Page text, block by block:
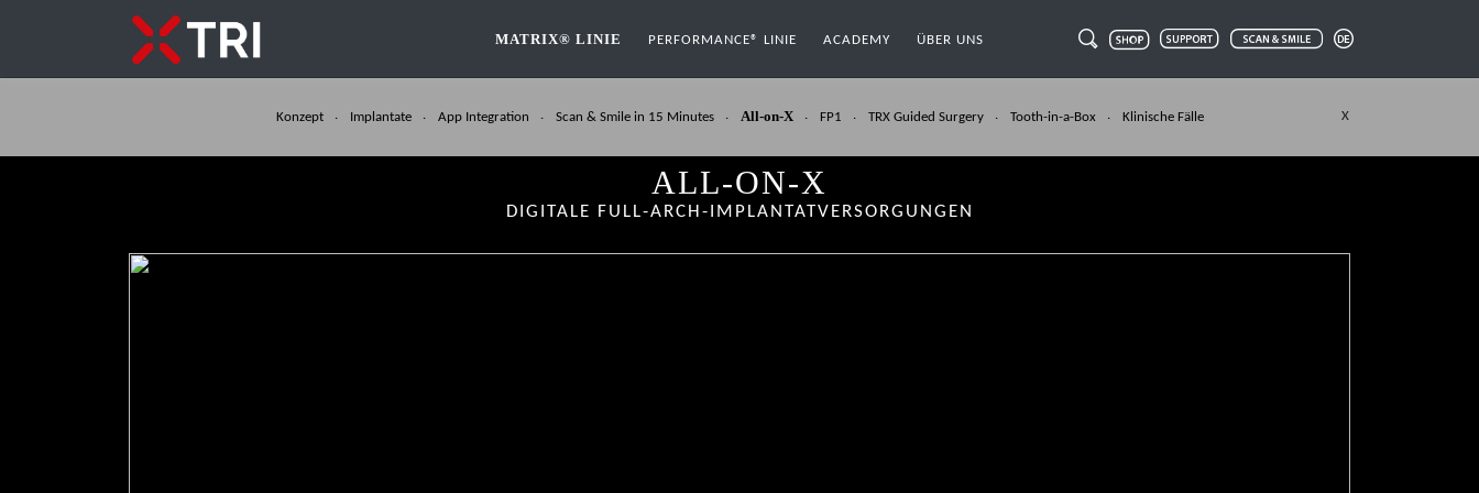
MATRIX® LINIE
Konzept Implantate App Integration Scan & Smile in 15 Minutes All-on-X FP1 TRX Guided Surgery Tooth-in-a-Box Klinische Fälle X
PERFORMANCE® LINIE ACADEMY ÜBER UNS
ALL-ON-X
DIGITALE FULL-ARCH-IMPLANTATVERSORGUNGEN